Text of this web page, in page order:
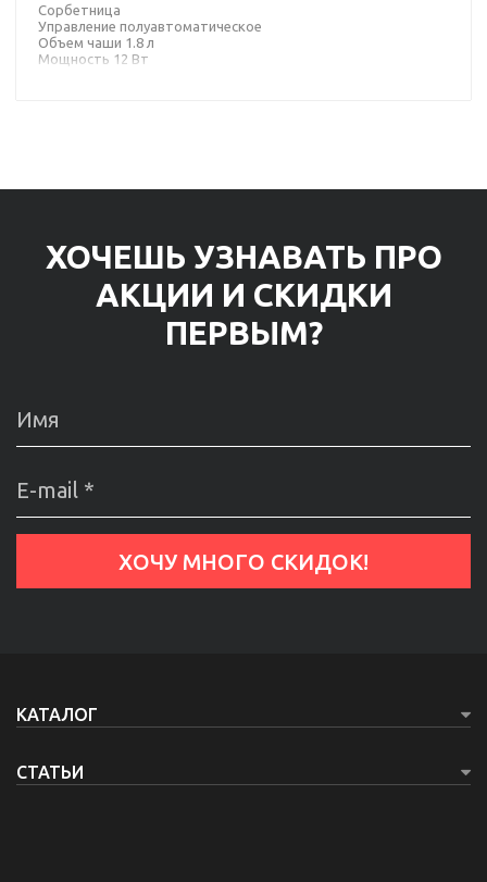
Сорбетница
Управление полуавтоматическое
Объем чаши 1.8 л
Мощность 12 Вт
ХОЧЕШЬ УЗНАВАТЬ ПРО
АКЦИИ И СКИДКИ
ПЕРВЫМ?
КАТАЛОГ
СТАТЬИ